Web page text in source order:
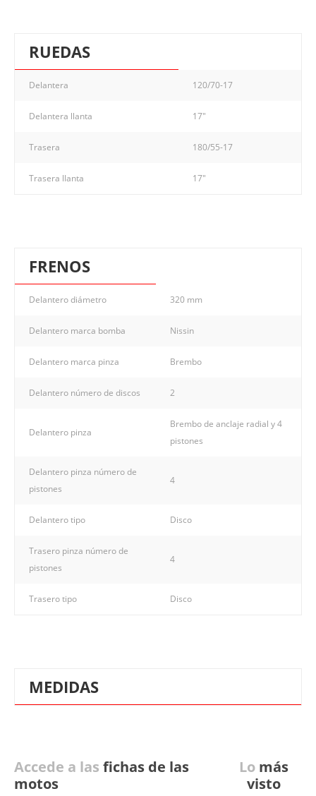
RUEDAS
Delantera 120/70-17
Delantera llanta 17"
Trasera 180/55-17
Trasera llanta 17"
FRENOS
Delantero diámetro 320 mm
Delantero marca bomba Nissin
Delantero marca pinza Brembo
Delantero número de discos 2
Delantero pinza
Brembo de anclaje radial y 4
pistones
Delantero pinza número de
pistones
4
Delantero tipo Disco
Trasero pinza número de
pistones
4
Trasero tipo Disco
MEDIDAS
Accede a las fichas de las
motos
Lo más
visto